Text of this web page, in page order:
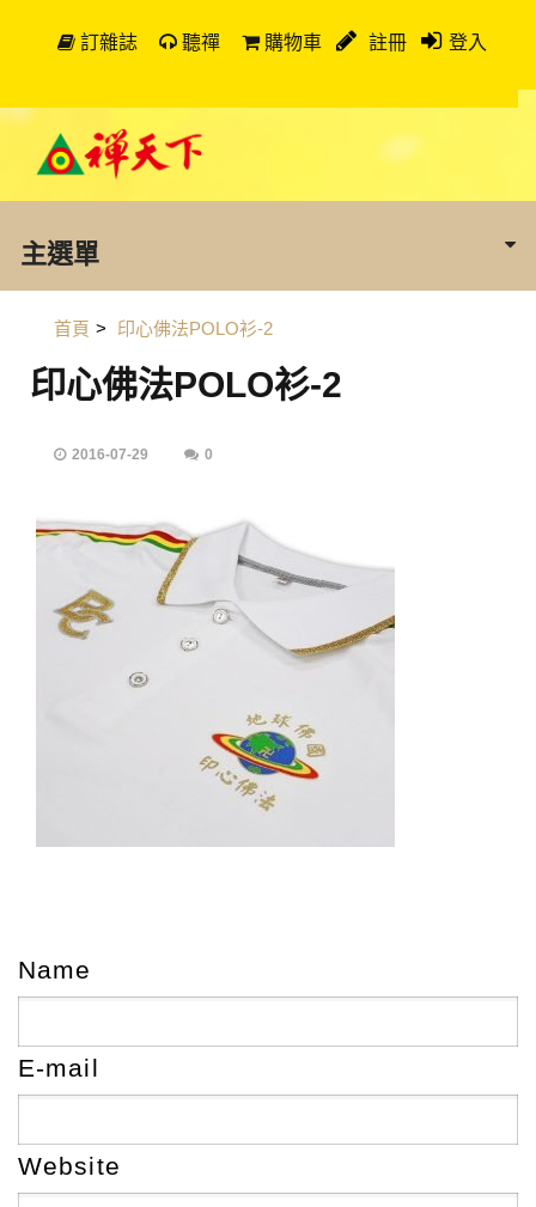
訂雜誌 聽禪 購物車 註冊 登入
主選單
首頁 > 印心佛法POLO衫-2
印心佛法POLO衫-2
2016-07-29 0
Name
E-mail
Website